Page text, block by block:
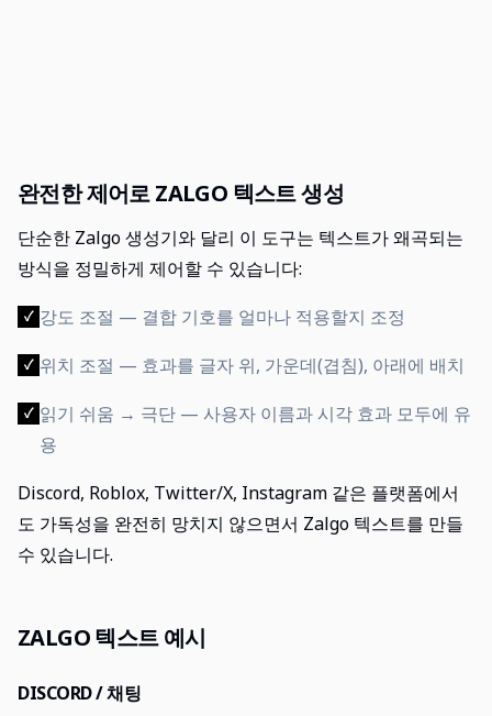
완전한 제어로 ZALGO 텍스트 생성
단순한 Zalgo 생성기와 달리 이 도구는 텍스트가 왜곡되는
방식을 정밀하게 제어할 수 있습니다:
✓ 강도 조절 — 결합 기호를 얼마나 적용할지 조정
✓ 위치 조절 — 효과를 글자 위, 가운데(겹침), 아래에 배치
✓ 읽기 쉬움 → 극단 — 사용자 이름과 시각 효과 모두에 유
용
Discord, Roblox, Twitter/X, Instagram 같은 플랫폼에서
도 가독성을 완전히 망치지 않으면서 Zalgo 텍스트를 만들
수 있습니다.
ZALGO 텍스트 예시
DISCORD / 채팅